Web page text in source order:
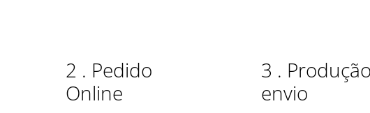
2 . Pedido
Online
3 .
envio